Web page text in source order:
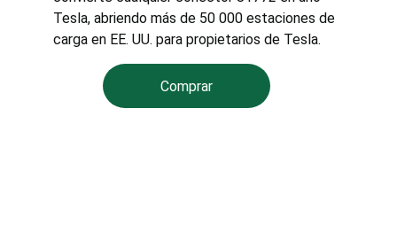
Tesla, abriendo más de 50 000 estaciones de
carga en EE. UU. para propietarios de Tesla.
Comprar